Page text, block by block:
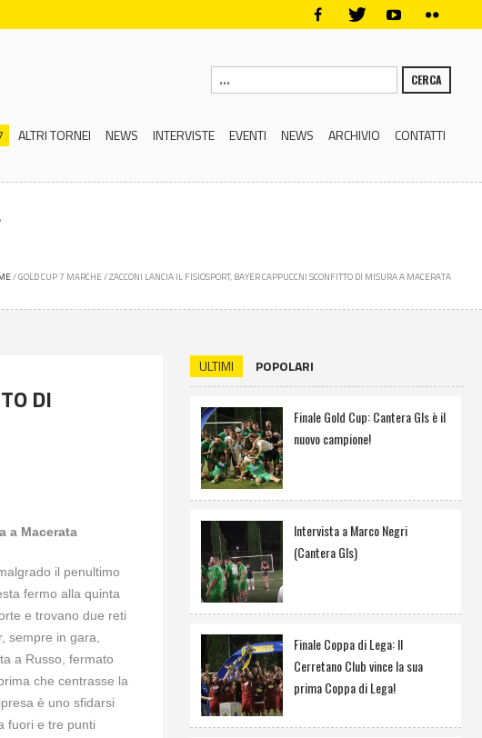
CERCA
ALTRI TORNEI NEWS INTERVISTE EVENTI NEWS ARCHIVIO CONTATTI
/GOLD CUP 7 MARCHE/ZACCONI LANCIA IL FISIOSPORT, BAYER CAPPUCCNI SCONFITTO DI MISURA A MACERATA
DI
a Macerata
il penultimo
fermo alla quinta
e trovano due reti
sempre in gara,
a Russo, fermato
che centrasse la
è uno sfidarsi
fuori e tre punti
ULTIMI POPOLARI
Finale Gold Cup: Cantera Gls è il
nuovo campione!
Intervista a Marco Negri
(Cantera Gls)
Finale Coppa di Lega: Il
Cerretano Club vince la sua
prima Coppa di Lega!